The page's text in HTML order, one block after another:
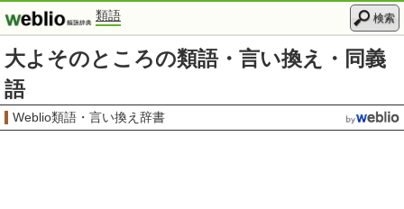
類語 検索
大よそのところの類語・言い換え・同義
語
Weblio類語・言い換え辞書